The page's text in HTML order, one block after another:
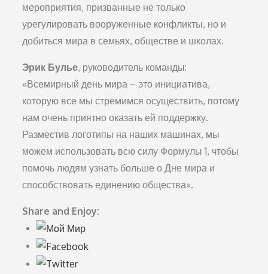
мероприятия, призванные не только
урегулировать вооруженные конфликты, но и
добиться мира в семьях, обществе и школах.
Эрик Булье, руководитель команды:
«Всемирный день мира – это инициатива,
которую все мы стремимся осуществить, потому
нам очень приятно оказать ей поддержку.
Разместив логотипы на наших машинах, мы
можем использовать всю силу Формулы 1, чтобы
помочь людям узнать больше о Дне мира и
способствовать единению общества».
Share and Enjoy: